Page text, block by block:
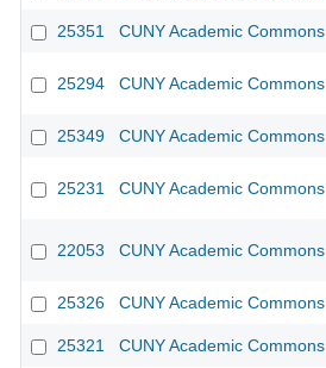
25351 CUNY Academic Commons
25294 CUNY Academic Commons
25349 CUNY Academic Commons
25231 CUNY Academic Commons
22053 CUNY Academic Commons
25326 CUNY Academic Commons
25321 CUNY Academic Commons